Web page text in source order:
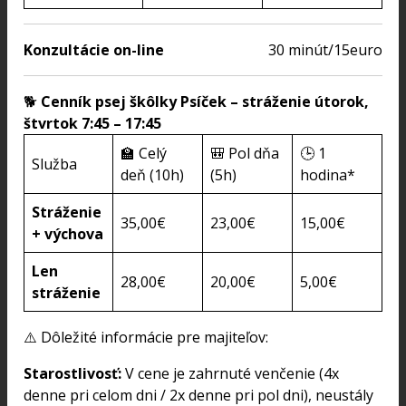
Konzultácie on-line 30 minút/15euro
🐕 Cenník psej škôlky Psíček – stráženie útorok,
štvrtok 7:45 – 17:45
Služba
🏫 Celý
deň (10h)
🎒 Pol dňa
(5h)
🕒 1
hodina*
Stráženie
+ výchova
35,00€ 23,00€ 15,00€
Len
stráženie
28,00€ 20,00€ 5,00€
⚠️ Dôležité informácie pre majiteľov:
Starostlivosť:V cene je zahrnuté venčenie (4x
denne pri celom dni / 2x denne pri pol dni), neustály